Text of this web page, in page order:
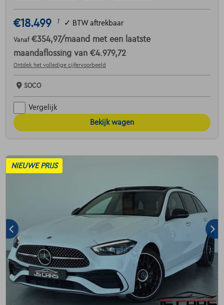
€18.499 1 ✓ BTW aftrekbaar
Vanaf €354,97/maand met een laatste
maandaflossing van €4.979,72
Ontdek het volledige cijfervoorbeeld
SOCO
Vergelijk
Bekijk wagen
NIEUWE PRIJS